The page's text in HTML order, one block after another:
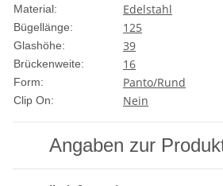
Material: Edelstahl
Bügellänge: 125
Glashöhe: 39
Brückenweite: 16
Form: Panto/Rund
Clip On: Nein
Angaben zur